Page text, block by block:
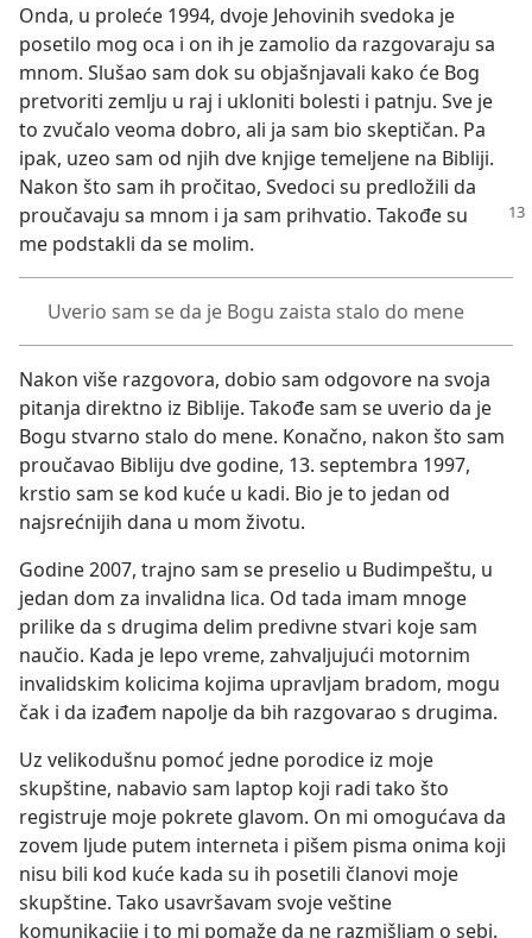
Onda, u proleće 1994, dvoje Jehovinih svedoka je
posetilo mog oca i on ih je zamolio da razgovaraju sa
mnom. Slušao sam dok su objašnjavali kako će Bog
pretvoriti zemlju u raj i ukloniti bolesti i patnju. Sve je
to zvučalo veoma dobro, ali ja sam bio skeptičan. Pa
ipak, uzeo sam od njih dve knjige temeljene na Bibliji.
Nakon što sam ih pročitao, Svedoci su predložili da
proučavaju sa mnom i ja sam prihvatio. Takođe su
me podstakli da se molim.
Uverio sam se da je Bogu zaista stalo do mene
Nakon više razgovora, dobio sam odgovore na svoja
pitanja direktno iz Biblije. Takođe sam se uverio da je
Bogu stvarno stalo do mene. Konačno, nakon što sam
proučavao Bibliju dve godine, 13. septembra 1997,
krstio sam se kod kuće u kadi. Bio je to jedan od
najsrećnijih dana u mom životu.
Godine 2007, trajno sam se preselio u Budimpeštu, u
jedan dom za invalidna lica. Od tada imam mnoge
prilike da s drugima delim predivne stvari koje sam
naučio. Kada je lepo vreme, zahvaljujući motornim
invalidskim kolicima kojima upravljam bradom, mogu
čak i da izađem napolje da bih razgovarao s drugima.
Uz velikodušnu pomoć jedne porodice iz moje
skupštine, nabavio sam laptop koji radi tako što
registruje moje pokrete glavom. On mi omogućava da
zovem ljude putem interneta i pišem pisma onima koji
nisu bili kod kuće kada su ih posetili članovi moje
skupštine. Tako usavršavam svoje veštine
komunikacije i to mi pomaže da ne razmišljam o sebi.